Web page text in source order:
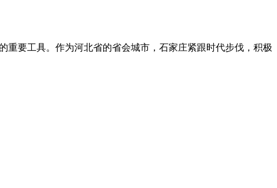
要工具。作为河北省的省会城市，石家庄紧跟时代步伐，积极